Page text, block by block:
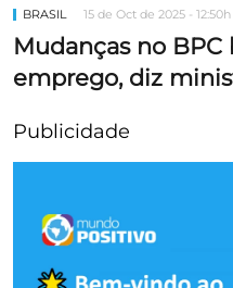
BRASIL 15 de Oct de 2025 - 12:50h
Mudanças no
emprego, diz
Publicidade